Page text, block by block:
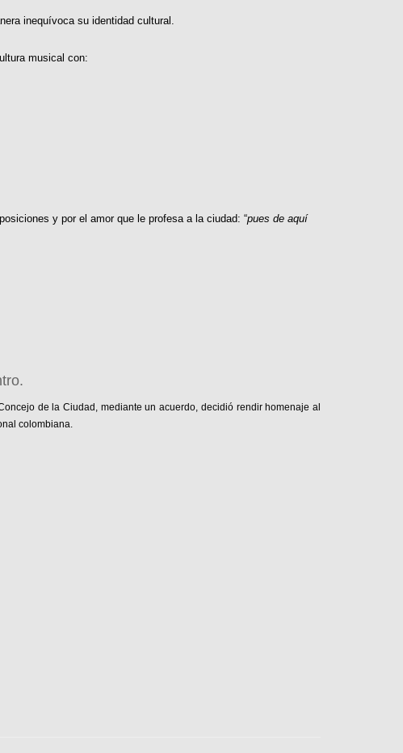
inequívoca su identidad cultural.
musical con:
y por el amor que le profesa a la ciudad: “pues de aquí
de la Ciudad, mediante un acuerdo, decidió rendir homenaje al
colombiana.